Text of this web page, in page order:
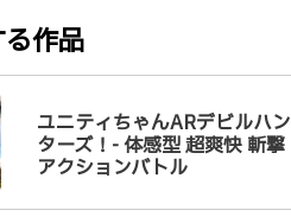
作品
ユニティちゃんARデビルハン
ターズ！- 体感型 超爽快 斬撃
アクションバトル